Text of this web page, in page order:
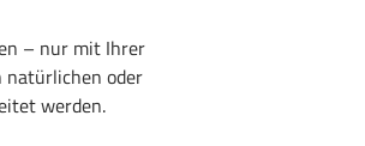
– nur mit Ihrer
natürlichen oder
werden.